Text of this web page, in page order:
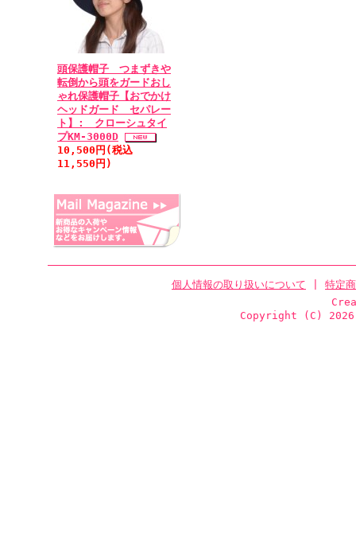
頭保護帽子 つまずきや
転倒から頭をガードおし
ゃれ保護帽子【おでかけ
ヘッドガード セパレー
ト】: クローシュタイ
プKM-3000D
10,500円(税込
11,550円)
個人情報の取り扱いについて
特定
Copyright (C)